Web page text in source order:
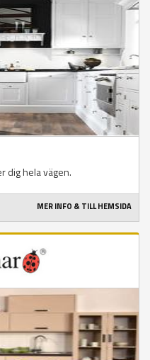
dig hela vägen.
MER INFO & TILL HEMSIDA